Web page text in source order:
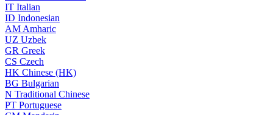
IT Italian
ID Indonesian
AM Amharic
UZ Uzbek
GR Greek
CS Czech
HK Chinese (HK)
BG Bulgarian
N Traditional Chinese
PT Portuguese